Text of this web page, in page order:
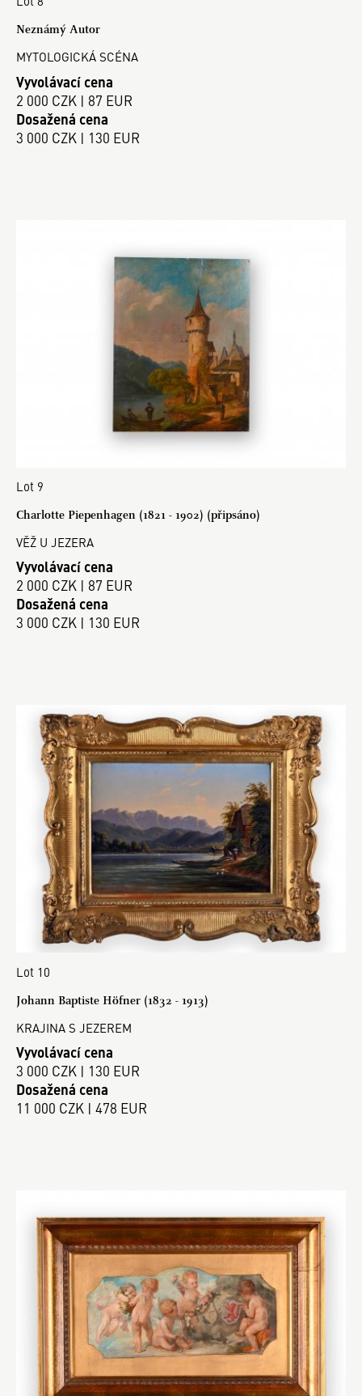
Neznámý Autor
MYTOLOGICKÁ SCÉNA
Vyvolávací cena
2 000 CZK | 87 EUR
Dosažená cena
3 000 CZK | 130 EUR
Lot 9
Charlotte Piepenhagen (1821 - 1902) (připsáno)
VĚŽ U JEZERA
Vyvolávací cena
2 000 CZK | 87 EUR
Dosažená cena
3 000 CZK | 130 EUR
Lot 10
Johann Baptiste Höfner (1832 - 1913)
KRAJINA S JEZEREM
Vyvolávací cena
3 000 CZK | 130 EUR
Dosažená cena
11 000 CZK | 478 EUR